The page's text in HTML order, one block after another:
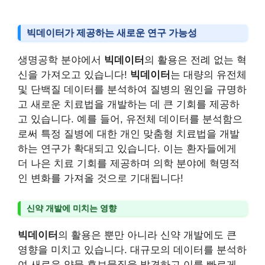
빅데이터가 제공하는 새로운 연구 가능성
생명공학 분야에서 빅데이터 의 활용은 전례 없는 혁
신을 가져오고 있습니다! 빅데이터 는 대량의 유전체
및 단백질 데이터를 분석하여 질병의 원인을 규명하
고 새로운 치료법을 개발하는 데 큰 기회를 제공하
고 있습니다. 예를 들어, 유전체 데이터를 분석함으
로써 특정 질병에 대한 개인 맞춤형 치료법을 개발
하는 연구가 확대되고 있습니다. 이는 환자들에게
더 나은 치료 기회를 제공하며 의학 분야에 혁명적
인 변화를 가져올 것으로 기대됩니다!
신약 개발에 미치는 영향
빅데이터 의 활용은 뿐만 아니라 신약 개발에도 큰
영향을 미치고 있습니다. 대규모의 데이터를 분석하